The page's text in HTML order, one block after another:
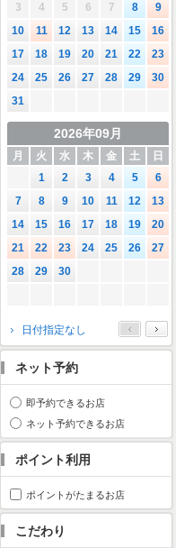
3
4 5 6 7 8
9
10
11 12 13 14 15
16
17
18 19 20 21 22
23
24
25 26 27 28 29
30
31
2026年09月
月 火 水 木 金 土
日
1
2 3 4 5
6
7
8 9 10 11 12
13
14
15 16 17 18 19
20
21
22 23 24 25 26
27
28
29 30
2026年10月
月 火 水 木 金 土
日
5
12
14 15 16
19
20 21 22 23 24
25
26
27 28 29
日付指定なし
ネット予約
即予約できるお店
ネット予約できるお店
ポイント利用
ポイントがたまるお店
こだわり